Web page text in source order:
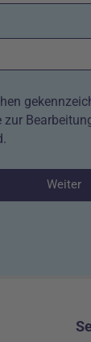
zur
Weiter